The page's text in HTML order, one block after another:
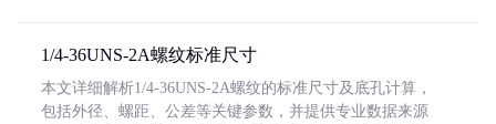
1/4-36UNS-2A螺纹标准尺寸
本文详细解析1/4-36UNS-2A螺纹的标准尺寸及底孔计算，
包括外径、螺距、公差等关键参数，并提供专业数据来源